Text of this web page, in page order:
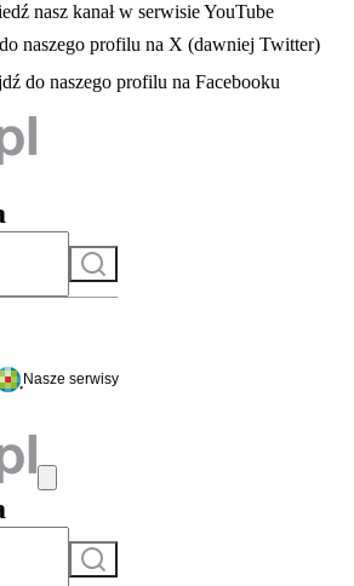
się w nowej karcie
nasz kanał w serwisie YouTube
karcie
naszego profilu na X (dawniej Twitter)
otwiera się w nowej karcie
do naszego profilu na Facebooku
Szukaj
do serwisu
Nasze serwisy
Szukaj